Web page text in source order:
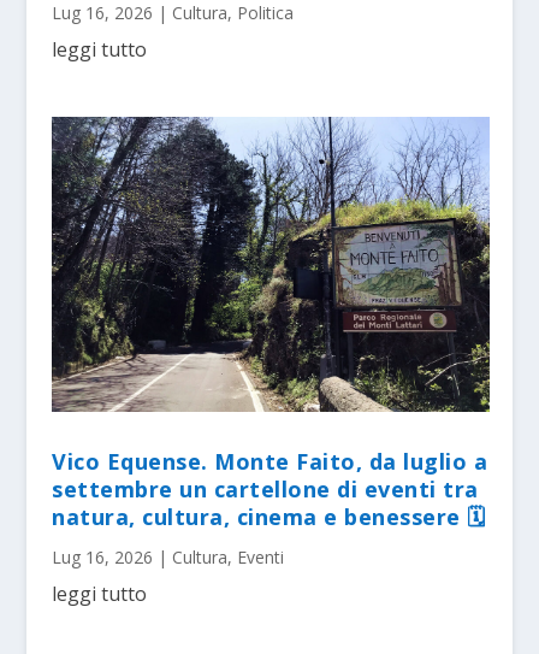
Lug 16, 2026 | Cultura, Politica
leggi tutto
Vico Equense. Monte Faito, da luglio a
settembre un cartellone di eventi tra
natura, cultura, cinema e benessere 🗓
Lug 16, 2026 | Cultura, Eventi
leggi tutto